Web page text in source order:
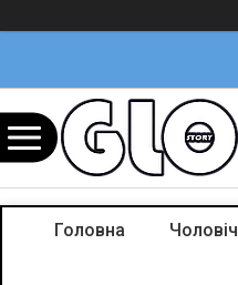
Головна